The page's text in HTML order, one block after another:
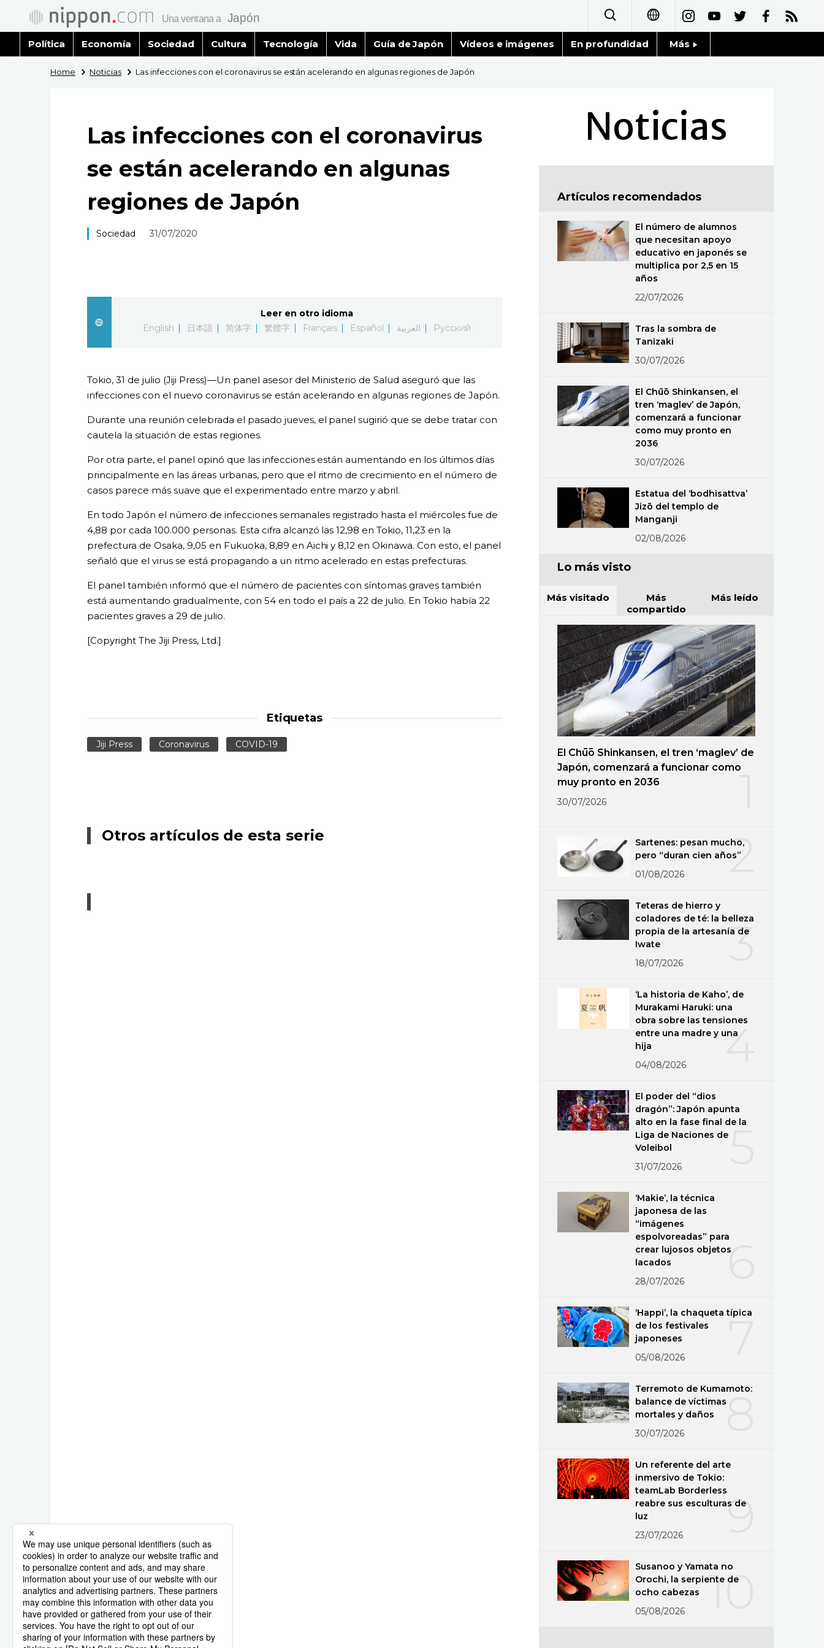
日本語
简体字
繁體字
العربية
Русский
Política Economía Sociedad Cultura Tecnología Vida Guía de Japón Vídeos e imágenes En profundidad Más
Fragmentos de Japón
Gente
Blog
Tokio
Avisos
Home Noticias Las infecciones con el coronavirus se están acelerando en algunas regiones de Japón
Las infecciones con el coronavirus
se están acelerando en algunas
regiones de Japón
Sociedad 31/07/2020
Leer en otro idioma
English
日本語 简体字 繁體字 Français Español العربية Русский
Tokio, 31 de julio (Jiji Press)—Un panel asesor del Ministerio de Salud aseguró que las
infecciones con el nuevo coronavirus se están acelerando en algunas regiones de Japón.
Durante una reunión celebrada el pasado jueves, el panel sugirió que se debe tratar con
cautela la situación de estas regiones.
Por otra parte, el panel opinó que las infecciones están aumentando en los últimos días
principalmente en las áreas urbanas, pero que el ritmo de crecimiento en el número de
casos parece más suave que el experimentado entre marzo y abril.
En todo Japón el número de infecciones semanales registrado hasta el miércoles fue de
4,88 por cada 100.000 personas. Esta cifra alcanzó las 12,98 en Tokio, 11,23 en la
prefectura de Osaka, 9,05 en Fukuoka, 8,89 en Aichi y 8,12 en Okinawa. Con esto, el panel
señaló que el virus se está propagando a un ritmo acelerado en estas prefecturas.
El panel también informó que el número de pacientes con síntomas graves también
está aumentando gradualmente, con 54 en todo el país a 22 de julio. En Tokio había 22
pacientes graves a 29 de julio.
[Copyright The Jiji Press, Ltd.]
Etiquetas
Jiji Press Coronavirus COVID-19
Otros artículos de esta serie
Noticias
Artículos recomendados
El número de alumnos
que necesitan apoyo
educativo en japonés se
multiplica por 2,5 en 15
años
22/07/2026
Tras la sombra de
Tanizaki
30/07/2026
El Chūō Shinkansen, el
tren ‘maglev’ de Japón,
comenzará a funcionar
como muy pronto en
2036
30/07/2026
Estatua del ‘bodhisattva’
Jizō del templo de
Manganji
02/08/2026
Lo más visto
Más visitado
Más
compartido
Más leído
El Chūō Shinkansen, el tren ‘maglev’ de
Japón, comenzará a funcionar como
muy pronto en 2036
30/07/2026
2
Sartenes: pesan mucho,
pero “duran cien años”
01/08/2026
3
Teteras de hierro y
coladores de té: la belleza
propia de la artesanía de
Iwate
18/07/2026
4
‘La historia de Kaho’, de
Murakami Haruki: una
obra sobre las tensiones
entre una madre y una
hija
04/08/2026
El poder del “dios
dragón”: Japón apunta
alto en la fase final de la
Liga de Naciones de
Voleibol
31/07/2026
6
‘Makie’, la técnica
japonesa de las
“imágenes
espolvoreadas” para
crear lujosos objetos
lacados
28/07/2026
7
‘Happi’, la chaqueta típica
de los festivales
japoneses
05/08/2026
8
Terremoto de Kumamoto:
balance de víctimas
mortales y daños
30/07/2026
9
Un referente del arte
inmersivo de Tokio:
teamLab Borderless
reabre sus esculturas de
luz
23/07/2026
10
Susanoo y Yamata no
Orochi, la serpiente de
ocho cabezas
05/08/2026